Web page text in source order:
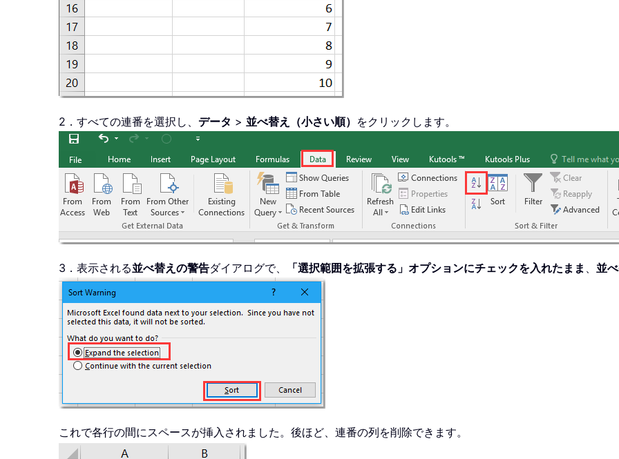
2．すべての連番を選択し、 データ > 並べ替え（小さい順） をクリックします。
3．表示される並べ替えの警告ダイアログで、 「選択範囲を拡張する」オプションにチェックを入れたまま 、 並
これで各行の間にスペースが挿入されました。後ほど、連番の列を削除できます。